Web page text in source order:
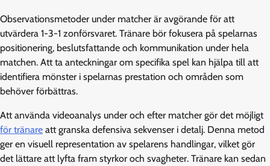
Observationsmetoder under matcher är avgörande för att
utvärdera 1-3-1 zonförsvaret. Tränare bör fokusera på spelarnas
positionering, beslutsfattande och kommunikation under hela
matchen. Att ta anteckningar om specifika spel kan hjälpa till att
identifiera mönster i spelarnas prestation och områden som
behöver förbättras.
Att använda videoanalys under och efter matcher gör det möjligt
för tränare att granska defensiva sekvenser i detalj. Denna metod
ger en visuell representation av spelarens handlingar, vilket gör
det lättare att lyfta fram styrkor och svagheter. Tränare kan sedan